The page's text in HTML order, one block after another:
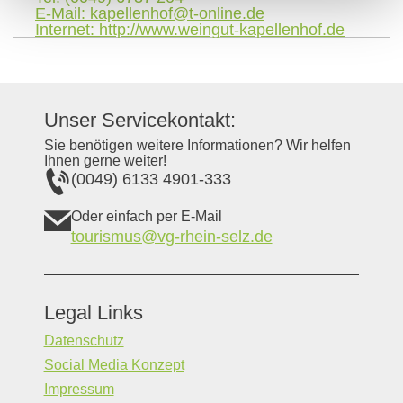
E-Mail: kapellenhof@t-online.de
Internet: http://www.weingut-kapellenhof.de
Unser Servicekontakt:
Sie benötigen weitere Informationen? Wir helfen
Ihnen gerne weiter!
(0049) 6133 4901-333
Oder einfach per E-Mail
tourismus@vg-rhein-selz.de
Legal Links
Datenschutz
Social Media Konzept
Impressum